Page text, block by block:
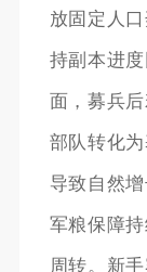
放固定人
持副本进
面，募兵
部队转化
导致自然
军粮保障
周转。新